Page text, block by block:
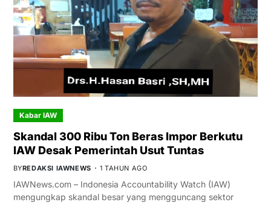
Kabar IAW
Skandal 300 Ribu Ton Beras Impor Berkutu
IAW Desak Pemerintah Usut Tuntas
BYREDAKSI IAWNEWS 1 TAHUN AGO
IAWNews.com – Indonesia Accountability Watch (IAW)
mengungkap skandal besar yang mengguncang sektor